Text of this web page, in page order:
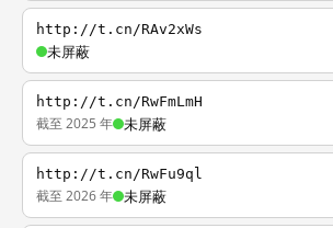
http://t.cn/RAv2xWs
未屏蔽
http://t.cn/RwFmLmH
截至 2025 年 未屏蔽
http://t.cn/RwFu9ql
截至 2026 年 未屏蔽